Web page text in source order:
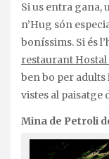
Si us entra gana,
n’Hug són
boníssims. Si és
restaurant Hostal
ben bo per
vistes al paisatge
Mina de Petroli